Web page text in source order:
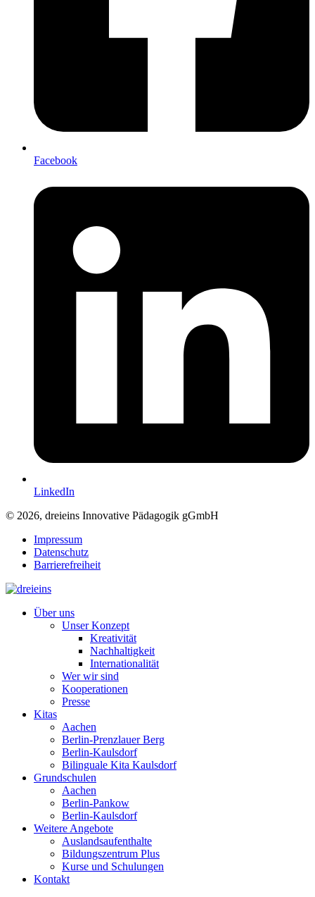
Facebook
LinkedIn
© 2026, dreieins Innovative Pädagogik gGmbH
Impressum
Datenschutz
Barrierefreiheit
Über uns
Unser Konzept
Kreativität
Nachhaltigkeit
Internationalität
Wer wir sind
Kooperationen
Presse
Kitas
Aachen
Berlin-Prenzlauer Berg
Berlin-Kaulsdorf
Bilinguale Kita Kaulsdorf
Grundschulen
Aachen
Berlin-Pankow
Berlin-Kaulsdorf
Weitere Angebote
Auslandsaufenthalte
Bildungszentrum Plus
Kurse und Schulungen
Kontakt